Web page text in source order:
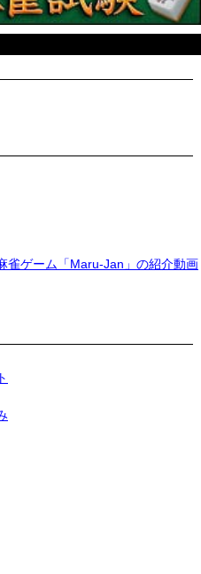
雀ゲーム「Maru-Jan」の紹介動画